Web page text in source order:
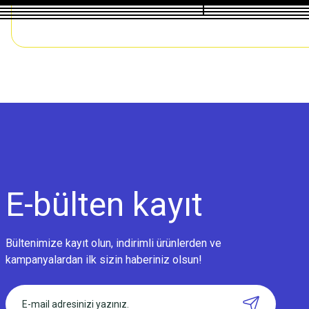
E-bülten kayıt
Bültenimize kayıt olun, indirimli ürünlerden ve
kampanyalardan ilk sizin haberiniz olsun!